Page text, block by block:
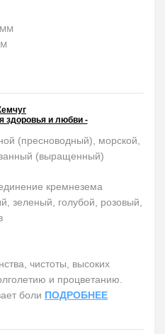
здоровья и любви -
(пресноводный), морской,
(выращенный)
кремнезема
зеленый, голубой, розовый,
чистоты, высоких
и процветанию.
боли ПОДРОБНЕЕ